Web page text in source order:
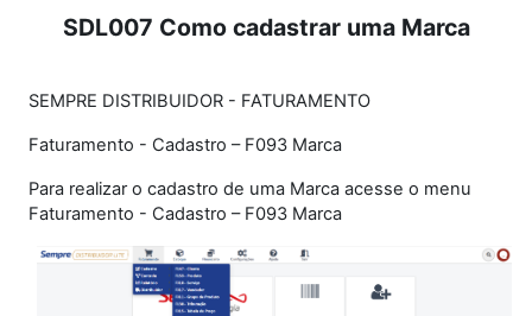
SDL007 Como cadastrar uma Marca
SEMPRE DISTRIBUIDOR - FATURAMENTO
Faturamento - Cadastro – F093 Marca
Para realizar o cadastro de uma Marca acesse o menu
Faturamento - Cadastro – F093 Marca